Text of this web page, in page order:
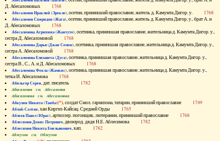
Д. Абесаломовых 1768
Абесаломов Ираклий (Эрекле), осетин, принявший православие, житель д. Камумта Дигор. у. 1768
Абесаломов Спиридон (Жага), осетин, принявший православие, житель д. Камумта Дигор. у., брат А. и
Д. Абесаломовых 1768
Абесаломова Агрипина (Жантуте), осетинка, принявшая православие, жительница д. Камумта Дигор. у.,
сестра Д. Абесаломовой 1768
Абесаломова Дарья (Джан Семен), осетинка, принявшая православие, жительница д. Камумта Дигор. у.,
сестра А. Абесаломовой 1768
Абесаломова Елизавета (Дуга), осетинка, принявшая православие, жительница д. Камумта Дигор. у.,
сестра В., С., А. и Д. Абесаломовых 1768
Абесаломова Фекла (Жамкис), осетинка, принявшая православие, жительница д. Камумта Дигор. у.,
тетка И. Абесаломова 1768
Абильгор Серен, дат. писатель 1782
Абисаломов см. Абесаломов
Абисаломова см. Абесаломова
Абкузин Никита (Танба)(*), солдат Смол. гарнизона, татарин, принявший православие 1749
Аблай-Салтан, хан Киргиз-Кайсац. Средней Орды 1765
Аблеев Павел (Юрас), артиллер. погонщик, лютеранин, принявший православие 1768
Аблесимов Денис Петрович, двоюрод. дядя Н.Е. Аблесимова 1782
Аблесимов Никита Емельянович, кап. 1782
Аблеухов см. Облеухов